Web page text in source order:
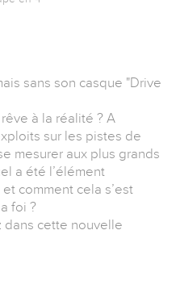
sans son casque "Drive
à la réalité ? A
sur les pistes de
mesurer aux plus grands
a été l’élément
comment cela s’est
foi ?
dans cette nouvelle